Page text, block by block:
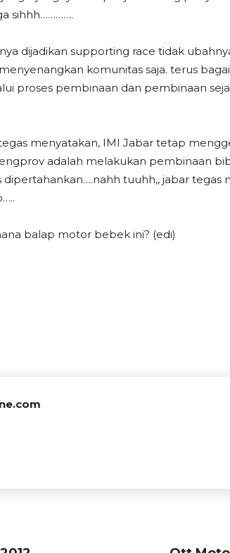
sihhh………….
dijadikan supporting race tidak
komunitas saja. terus
proses pembinaan dan pembinaan
menyatakan, IMI Jabar tetap
adalah melakukan pembinaan
tuuhh,, jabar tegas
balap motor bebek ini? (edi)